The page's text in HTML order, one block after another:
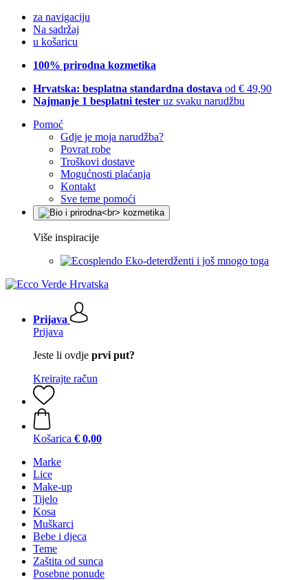
za navigaciju
Na sadržaj
u košaricu
100% prirodna kozmetika
Hrvatska: besplatna standardna dostava od € 49,90
Najmanje 1 besplatni tester uz svaku narudžbu
Pomoć
Gdje je moja narudžba?
Povrat robe
Troškovi dostave
Mogućnosti plaćanja
Kontakt
Sve teme pomoći
Više inspiracije
Eko-deterdženti i još mnogo toga
Prijava
Prijava
Jeste li ovdje prvi put?
Kreirajte račun
Košarica € 0,00
Marke
Lice
Make-up
Tijelo
Kosa
Muškarci
Bebe i djeca
Teme
Zaštita od sunca
Posebne ponude